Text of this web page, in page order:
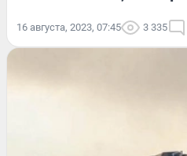
16 августа, 2023, 07:45 3 335